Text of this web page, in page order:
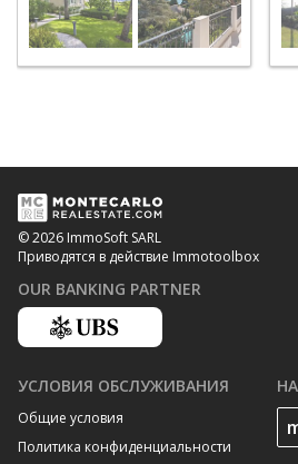
© 2026 ImmoSoft SARL
Приводятся в действие Immotoolbox
OUR BANKING PARTNER
УСЛОВИЯ ОБСЛУЖИВАНИЯ
Общие условия
Политика конфиденциальности